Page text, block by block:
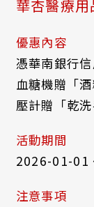
華杏醫療
優惠內容
憑華南銀行
血糖機贈「
壓計贈「乾
活動期間
2026-01-01
注意事項